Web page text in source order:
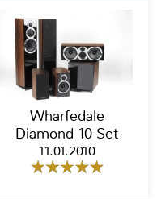
Wharfedale
Diamond 10-Set
11.01.2010